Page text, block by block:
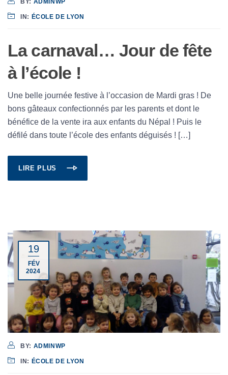
BY: ADMINWP
IN: ÉCOLE DE LYON
La carnaval… Jour de fête
à l’école !
Une belle journée festive à l’occasion de Mardi gras ! De
bons gâteaux confectionnés par les parents et dont le
bénéfice de la vente ira aux enfants du Népal ! Puis le
défilé dans toute l’école des enfants déguisés ! […]
LIRE PLUS
19
FÉV
2024
BY: ADMINWP
IN: ÉCOLE DE LYON